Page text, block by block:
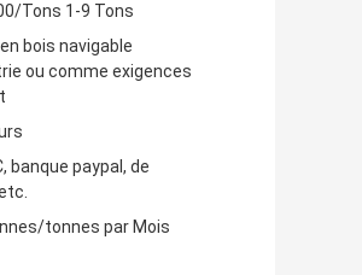
Tons 1-9 Tons
bois navigable
ou comme exigences
banque paypal, de
tonnes par Mois